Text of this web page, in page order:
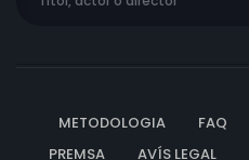
METODOLOGIA FAQ
PREMSA
AVÍS LEGAL